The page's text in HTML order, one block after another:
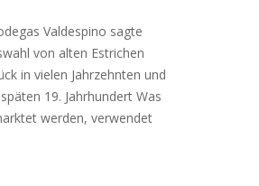
Valdespino sagte
von alten Estrichen
in vielen Jahrzehnten und
19. Jahrhundert Was
werden, verwendet